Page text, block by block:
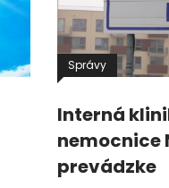
Správy
Interná
nemocnice
prevádzke